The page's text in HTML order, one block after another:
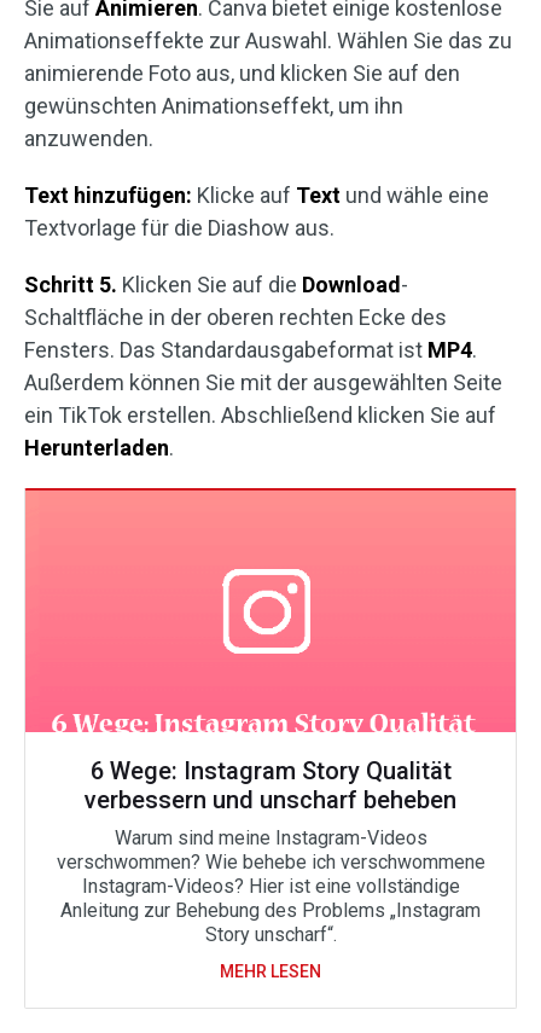
Sie auf Animieren. Canva bietet einige kostenlose
Animationseffekte zur Auswahl. Wählen Sie das zu
animierende Foto aus, und klicken Sie auf den
gewünschten Animationseffekt, um ihn
anzuwenden.
Text hinzufügen: Klicke auf Text und wähle eine
Textvorlage für die Diashow aus.
Schritt 5. Klicken Sie auf die Download -
Schaltfläche in der oberen rechten Ecke des
Fensters. Das Standardausgabeformat ist MP4.
Außerdem können Sie mit der ausgewählten Seite
ein TikTok erstellen. Abschließend klicken Sie auf
Herunterladen.
6 Wege: Instagram Story Qualität
verbessern und unscharf beheben
Warum sind meine Instagram-Videos
verschwommen? Wie behebe ich verschwommene
Instagram-Videos? Hier ist eine vollständige
Anleitung zur Behebung des Problems „Instagram
Story unscharf“.
MEHR LESEN